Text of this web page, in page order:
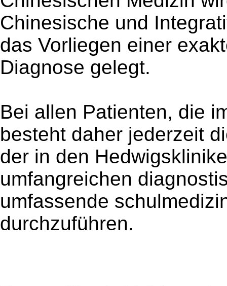
Chinesische und
das Vorliegen einer
Diagnose gelegt.
Bei allen Patienten, die
besteht daher jederzeit
der in den
umfangreichen
umfassende
durchzuführen.